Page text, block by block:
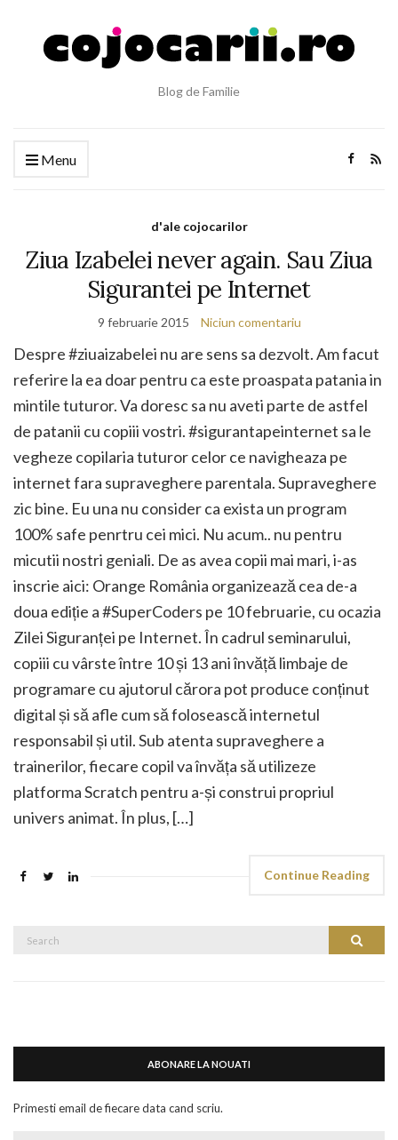
Blog de Familie
Menu
d'ale cojocarilor
Ziua Izabelei never again. Sau Ziua
Sigurantei pe Internet
9 februarie 2015 Niciun comentariu
Despre #ziuaizabelei nu are sens sa dezvolt. Am facut
referire la ea doar pentru ca este proaspata patania in
mintile tuturor. Va doresc sa nu aveti parte de astfel
de patanii cu copiii vostri. #sigurantapeinternet sa le
vegheze copilaria tuturor celor ce navigheaza pe
internet fara supraveghere parentala. Supraveghere
zic bine. Eu una nu consider ca exista un program
100% safe penrtru cei mici. Nu acum.. nu pentru
micutii nostri geniali. De as avea copii mai mari, i-as
inscrie aici: Orange România organizează cea de-a
doua ediție a #SuperCoders pe 10 februarie, cu ocazia
Zilei Siguranței pe Internet. În cadrul seminarului,
copiii cu vârste între 10 și 13 ani învăță limbaje de
programare cu ajutorul cărora pot produce conținut
digital și să afle cum să folosească internetul
responsabil și util. Sub atenta supraveghere a
trainerilor, fiecare copil va învăța să utilizeze
platforma Scratch pentru a-și construi propriul
univers animat. În plus, […]
Continue Reading
Search
ABONARE LA NOUATI
Primesti email de fiecare data cand scriu.